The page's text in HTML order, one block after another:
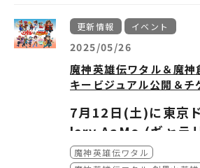
ソフマップ・アニメガ／タ
店舗を除く）／TSUTAYA
舗除く）／Neowing／
ビックカメラ ※一部店舗
ラ／楽天ブックス／
「魔神英雄伝ワタル 超！
催) イベント会場 ほか
さらに！！ 抽選で戦部
ン入りが5名様に当たる
（日）開催「魔神英雄伝ワ
物販ブースに「A-on
ダイ特典：特製ノート」を
特製ノートに特典引き換
ていただき、イベント会
（A-on STORE、プレミ
購入のBlu-rayは対象外で
先は国内のみに限ります）
※特典は商品購入時にお
象外設定の商品がある場合
付き商品であることをご確
さい。
めご了承ください。 ※対
部取扱の無い店舗がある場
どに関しては各店舗へご確
声の出演：玄田哲章、林原
出演アーティスト：a・
子、三重野 瞳
MC：天津 飯大郎
チケット：指定券 9,800
通し券 18,500円
※3歳以上有料
※＜昼の部＞と＜夜の部
ます。
変更になる場合がございま
劇伴楽曲の大多数が今回初
クとそのヴァリエーション
Disc5は過去に発売された
れていた劇伴とは編集の
集となっています。
Disc5,6 には、神成大輝指
モニー管弦楽団が演奏し
hiをゲストに迎え、今年 5
神英雄伝ワタル＆魔神英
オーケストラサウンドに
今回のサウンドトラックは
が、CD商品にだけTVサ
マスターテープが未発見
本編の音声トラックから収
モノラル音源かつ各オープ
なっています。
配されたスリーブケース
ートにふさわしいものと
40Pを越えるブックレット
家、兼崎順一、門倉聡、神
現在好評発売中の「
MASHIN＞龍王丸」とディ
ラボパッケージ仕様は、ケ
※CD商品に「METAL
HIN＞龍王丸」は含まれま
更新情報 イベント
2025/05/26
魔神英雄伝ワタル＆魔神
キービジュアル公開＆チ
7月12日(土)に東京
lery AaMo (ギャラ
催する魔神英雄伝ワ
みどころ・入場者特
魔神英雄伝ワタル